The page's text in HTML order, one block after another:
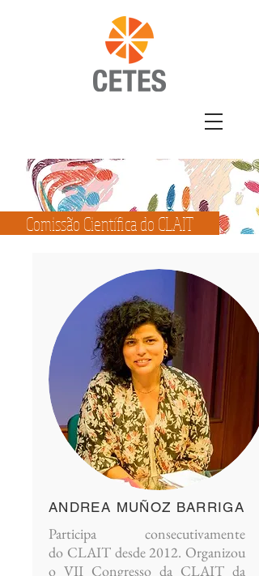
Comissão Científica do CLAIT
ANDREA MUÑOZ BARRIGA
Participa consecutivamente
do CLAIT desde 2012. Organizou
o VII Congresso da CLAIT da